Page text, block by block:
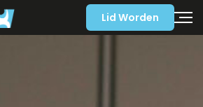
Lid Worden